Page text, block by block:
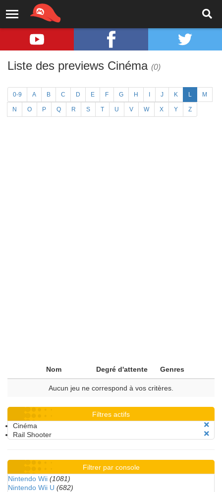
Liste des previews Cinéma (0)
0-9 A B C D E F G H J K L M
N O P Q R S T U V W X Y Z
Nom Degré d'attente Genres
Aucun jeu ne correspond à vos critères.
Filtres actifs
Cinéma
Rail Shooter
Filtrer par console
Nintendo Wii (1081)
Nintendo Wii U (682)